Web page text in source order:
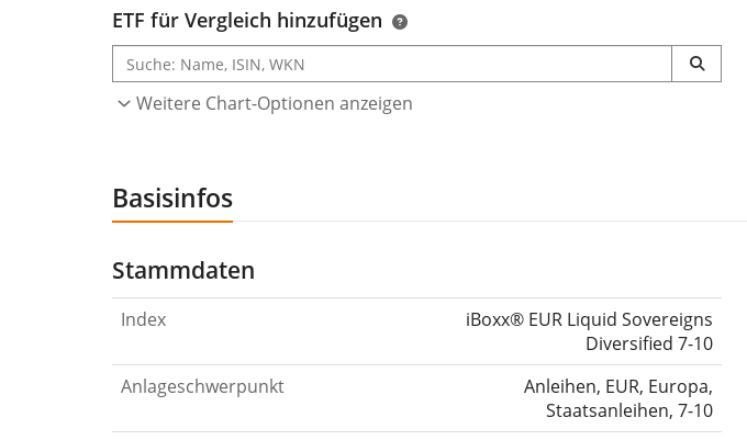
ETF für Vergleich hinzufügen
Weitere Chart-Optionen anzeigen
Basisinfos
Stammdaten
Index
iBoxx® EUR Liquid Sovereigns
Diversified 7-10
Anlageschwerpunkt
Anleihen, EUR, Europa,
Staatsanleihen, 7-10